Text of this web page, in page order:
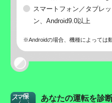
スマートフォン／タブレ
ン、Android9.0以上
※Androidの場合、機種によっては
あなたの運転を診